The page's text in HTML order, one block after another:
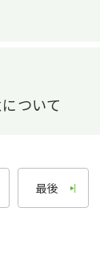
みなさまへ
ついて
最後